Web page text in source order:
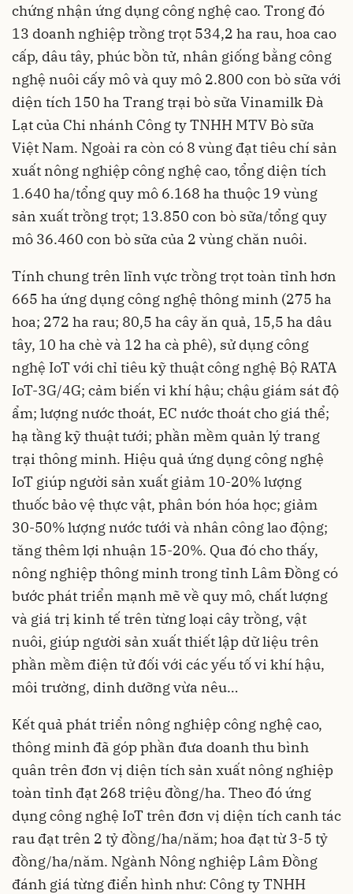
chứng nhận ứng dụng công nghệ cao. Trong đó
13 doanh nghiệp trồng trọt 534,2 ha rau, hoa cao
cấp, dâu tây, phúc bồn tử, nhân giống bằng công
nghệ nuôi cấy mô và quy mô 2.800 con bò sữa với
diện tích 150 ha Trang trại bò sữa Vinamilk Đà
Lạt của Chi nhánh Công ty TNHH MTV Bò sữa
Việt Nam. Ngoài ra còn có 8 vùng đạt tiêu chí sản
xuất nông nghiệp công nghệ cao, tổng diện tích
1.640 ha/tổng quy mô 6.168 ha thuộc 19 vùng
sản xuất trồng trọt; 13.850 con bò sữa/tổng quy
mô 36.460 con bò sữa của 2 vùng chăn nuôi.
Tính chung trên lĩnh vực trồng trọt toàn tỉnh hơn
665 ha ứng dụng công nghệ thông minh (275 ha
hoa; 272 ha rau; 80,5 ha cây ăn quả, 15,5 ha dâu
tây, 10 ha chè và 12 ha cà phê), sử dụng công
nghệ IoT với chỉ tiêu kỹ thuật công nghệ Bộ RATA
IoT-3G/4G; cảm biến vi khí hậu; chậu giám sát độ
ẩm; lượng nước thoát, EC nước thoát cho giá thể;
hạ tầng kỹ thuật tưới; phần mềm quản lý trang
trại thông minh. Hiệu quả ứng dụng công nghệ
IoT giúp người sản xuất giảm 10-20% lượng
thuốc bảo vệ thực vật, phân bón hóa học; giảm
30-50% lượng nước tưới và nhân công lao động;
tăng thêm lợi nhuận 15-20%. Qua đó cho thấy,
nông nghiệp thông minh trong tỉnh Lâm Đồng có
bước phát triển mạnh mẽ về quy mô, chất lượng
và giá trị kinh tế trên từng loại cây trồng, vật
nuôi, giúp người sản xuất thiết lập dữ liệu trên
phần mềm điện tử đối với các yếu tố vi khí hậu,
môi trường, dinh dưỡng vừa nêu…
Kết quả phát triển nông nghiệp công nghệ cao,
thông minh đã góp phần đưa doanh thu bình
quân trên đơn vị diện tích sản xuất nông nghiệp
toàn tỉnh đạt 268 triệu đồng/ha. Theo đó ứng
dụng công nghệ IoT trên đơn vị diện tích canh tác
rau đạt trên 2 tỷ đồng/ha/năm; hoa đạt từ 3-5 tỷ
đồng/ha/năm. Ngành Nông nghiệp Lâm Đồng
đánh giá từng điển hình như: Công ty TNHH